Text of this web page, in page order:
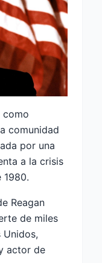
como
comunidad
por una
a la crisis
1980.
Reagan
de miles
actor de